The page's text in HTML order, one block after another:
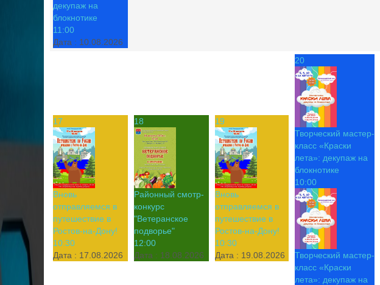
декупаж на
блокнотике
11:00
Дата : 10.08.2026
17
Вновь
отправляемся в
путешествие в
Ростов-на-Дону!
10:30
Дата : 17.08.2026
18
Районный смотр-
конкурс
"Ветеранское
подворье"
12:00
Дата : 18.08.2026
19
Вновь
отправляемся в
путешествие в
Ростов-на-Дону!
10:30
Дата : 19.08.2026
20
Творческий мастер-
класс «Краски
лета»: декупаж на
блокнотике
10:00
Творческий мастер-
класс «Краски
лета»: декупаж на